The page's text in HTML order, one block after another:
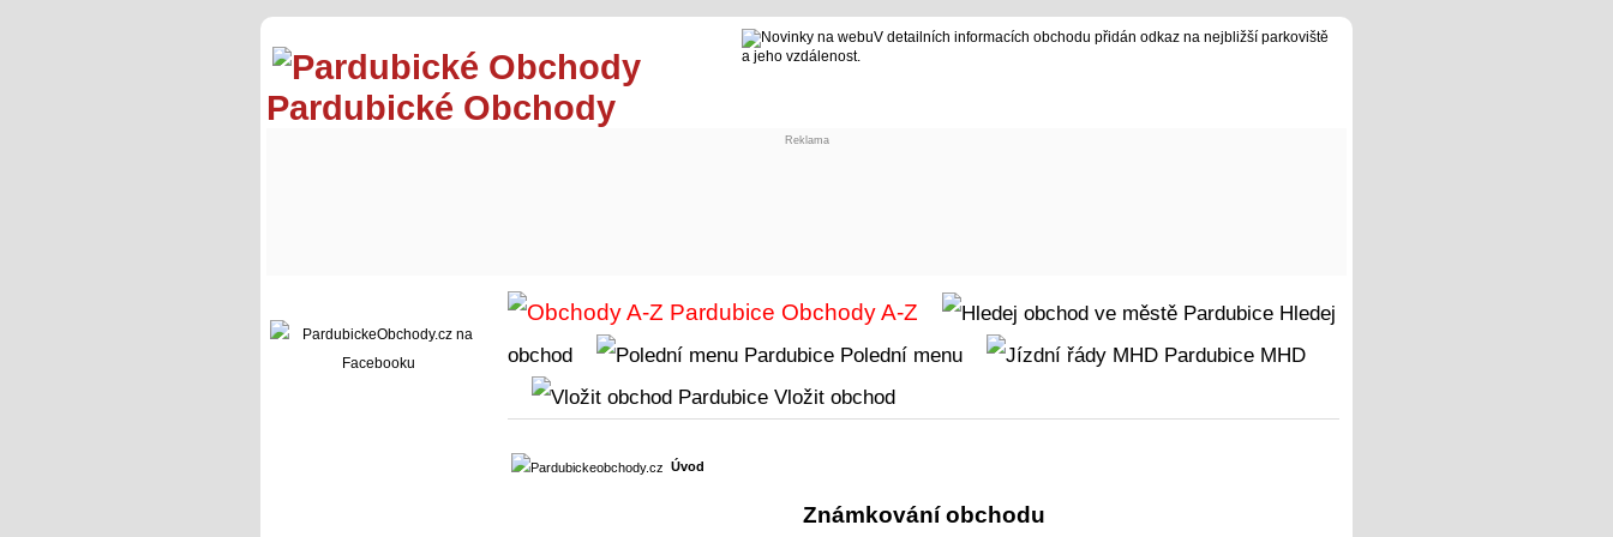
Pardubické Obchody
V detailních informacích obchodu přidán odkaz na nejbližší parkoviště
a jeho vzdálenost.
Reklama
Obchody A-Z
Hledej
obchod
Polední menu
MHD
Vložit obchod
Úvod
Známkování obchodu